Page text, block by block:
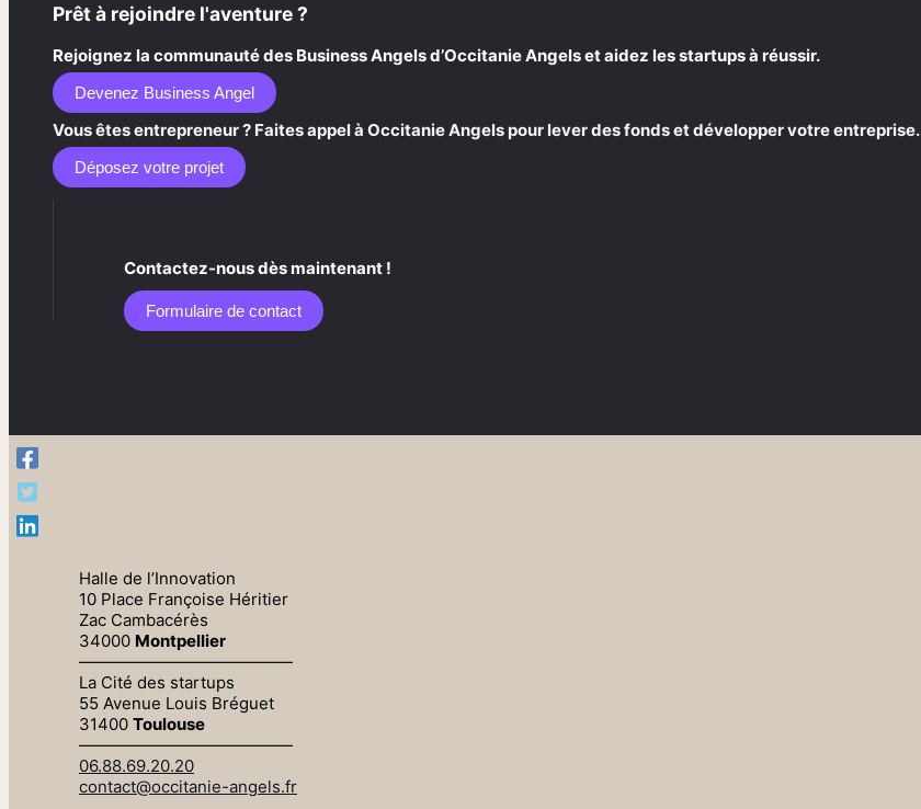
Prêt à rejoindre l'aventure ?
Rejoignez la communauté des Business Angels d’Occitanie Angels et aidez les startups à réussir.
Devenez Business Angel
Vous êtes entrepreneur ? Faites appel à Occitanie Angels pour lever des fonds et développer votre entreprise.
Déposez votre projet
Contactez-nous dès maintenant !
Formulaire de contact​
Halle de l’Innovation
10 Place Françoise Héritier
Zac Cambacérès
34000 Montpellier
—————————————
La Cité des startups
55 Avenue Louis Bréguet
31400 Toulouse
—————————————
06.88.69.20.20
contact@occitanie-angels.fr